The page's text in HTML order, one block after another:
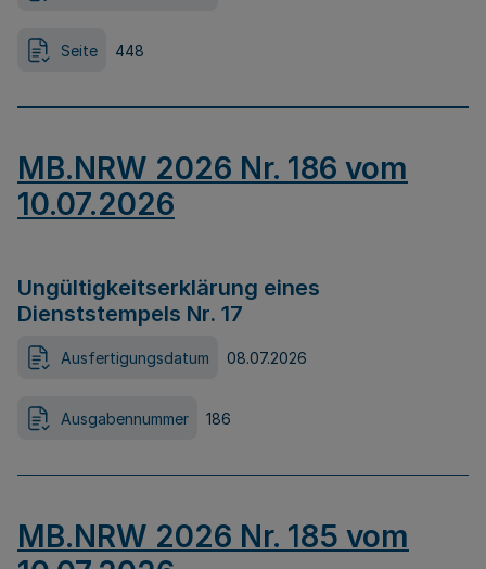
Seite 448
MB.NRW 2026 Nr. 186 vom
10.07.2026
Ungültigkeitserklärung eines
Dienststempels Nr. 17
Ausfertigungsdatum 08.07.2026
Ausgabennummer 186
MB.NRW 2026 Nr. 185 vom